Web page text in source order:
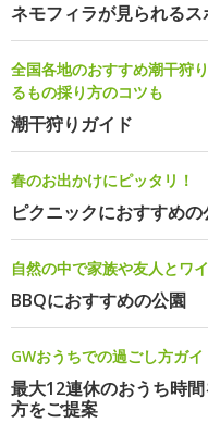
ネモフィラが見られるス
全国各地のおすすめ潮干狩
るもの採り方のコツも
潮干狩りガイド
春のお出かけにピッタリ！
ピクニックにおすすめの
自然の中で家族や友人とワ
BBQにおすすめの公園
GWおうちでの過ごし方ガイ
最大12連休のおうち時
方をご提案